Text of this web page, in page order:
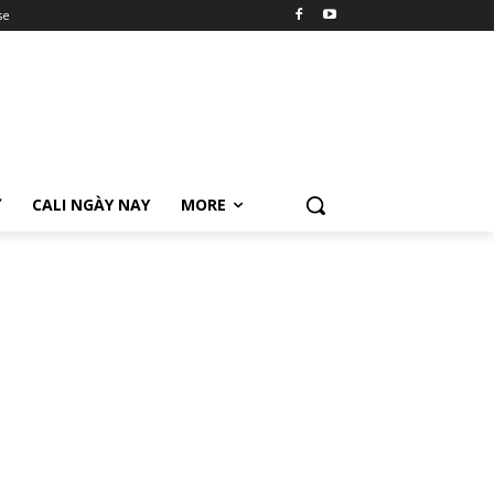
CALI NGÀY NAY MORE